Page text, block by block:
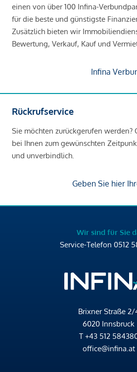
einen von über 100 Infina-
für die beste und günstigste
Zusätzlich bieten wir
Bewertung, Verkauf, Kauf und
Infina
Rückrufservice
Sie möchten zurückgerufen werden?
bei Ihnen zum gewünschten
und unverbindlich.
Geben Sie hier
Wir sind für Sie
Service-Telefon 0512
Brixner Straße 2/
6020 Innsbruck
T +43 512
office@infina.at